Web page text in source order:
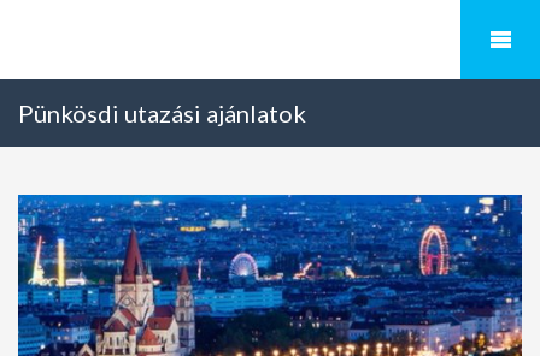
Pünkösdi utazási ajánlatok